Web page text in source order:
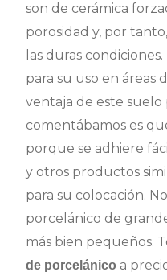
son de cerámica
porosidad y, por
las duras
para su uso en áreas
ventaja de este
comentábamos es
porque se adhiere
y otros productos
para su colocación.
porcelánico de
más bien pequeños.
de porcelánico a